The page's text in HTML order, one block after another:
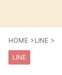
HOME >LINE >
LINE